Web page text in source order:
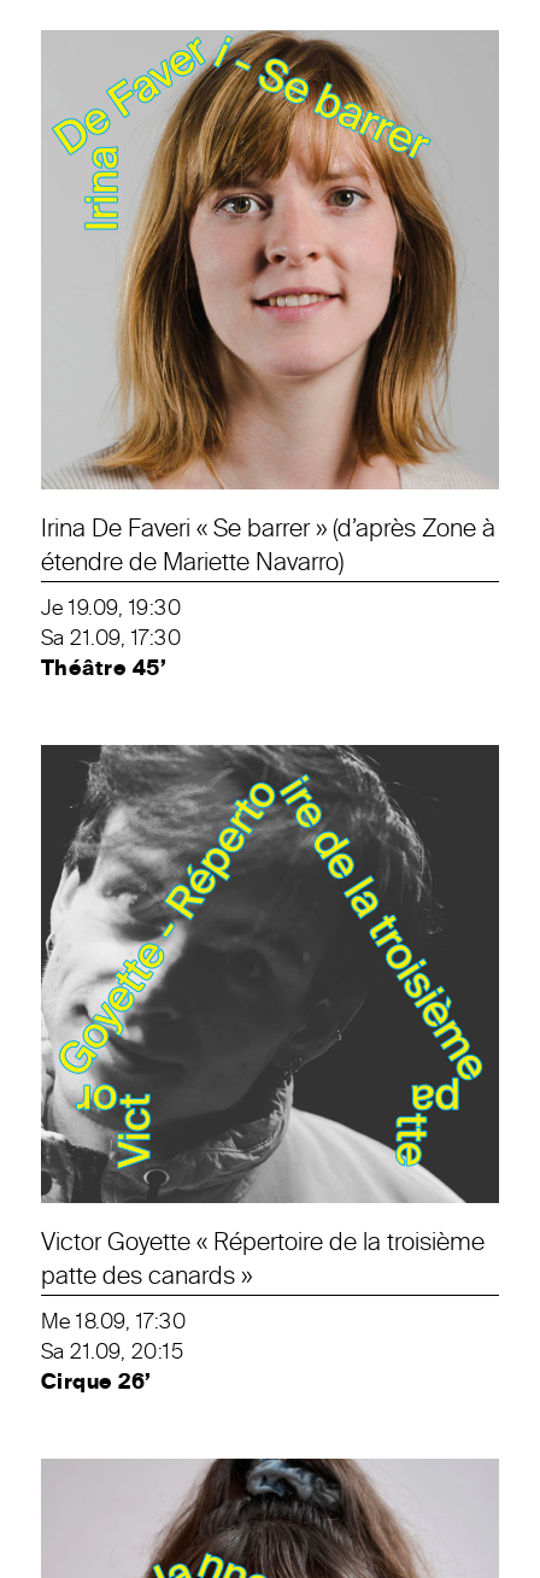
Irina De Faveri « Se barrer » (d’après Zone à
étendre de Mariette Navarro)
Je 19.09, 19:30
Sa 21.09, 17:30
Théâtre 45’
Victor Goyette « Répertoire de la troisième
patte des canards »
Me 18.09, 17:30
Sa 21.09, 20:15
Cirque 26’